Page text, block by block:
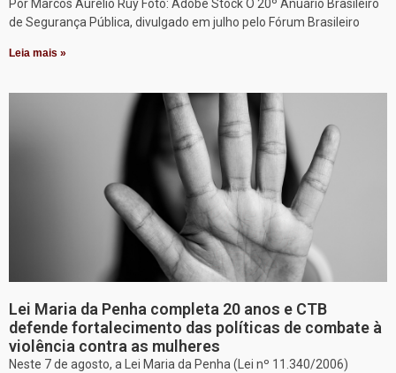
Por Marcos Aurélio Ruy Foto: Adobe Stock O 20º Anuário Brasileiro
de Segurança Pública, divulgado em julho pelo Fórum Brasileiro
Leia mais »
Lei Maria da Penha completa 20 anos e CTB
defende fortalecimento das políticas de combate à
violência contra as mulheres
Neste 7 de agosto, a Lei Maria da Penha (Lei nº 11.340/2006)